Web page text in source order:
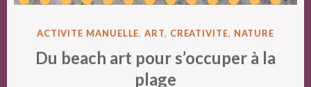
POSTED
ACTIVITE MANUELLE,ART, CREATIVITE, NATURE
Du beach art pour s’occuper à la
plage